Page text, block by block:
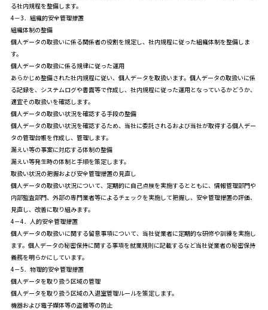
る社内規程を整備します。
4－3．組織的安全管理措置
組織体制の整備
個人データの取扱いに係る関係者の役割を規定し、社内規程に従った組織体制を整備しま
す。
個人データの取扱に係る規律に従った運用
あらかじめ整備された社内規程に従い、個人データを取扱います。個人データの取扱いに係
る記録を、システムログや書面等で作成し、社内規程に従った運用となっているかどうか、
適宜その取扱いを確認します。
個人データの取扱い状況を確認する手段の整備
個人データの取扱い状況を確認するため、当社に委託されるおよび当社が取得する個人デー
タの管理台帳を作成し、管理します。
漏えい等の事案に対応する体制の整備
漏えい等発生時の体制と手順を策定します。
取扱い状況の把握および安全管理措置の見直し
個人データの取扱い状況について、定期的に自己点検を実施するとともに、情報管理部門や
内部監査部門、外部の専門業者等によるチェックを実施して把握し、安全管理措置の評価、
見直し、改善に取り組みます。
4－4．人的安全管理措置
個人データの取扱いに関する留意事項について、当社従業者に定期的な研修や訓練を実施し
ます。個人データの秘密保持に関する事項を就業規則に記載するなど当社従業者の秘密保持
義務を明らかにしています。
4－5．物理的安全管理措置
個人データを取り扱う区域の管理
個人データを取り扱う区域の入退室管理ルールを策定します。
機器および電子媒体等の盗難等の防止